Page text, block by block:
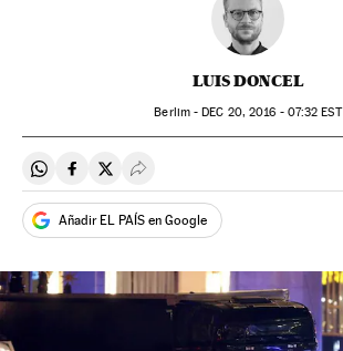
LUIS DONCEL
Berlim -DEC 20, 2016 - 07:32 EST
Compartir en Whatsapp
Compartir en Facebook
Compartir en Twitter
Desplegar Redes Sociales
Añadir EL PAÍS en Google